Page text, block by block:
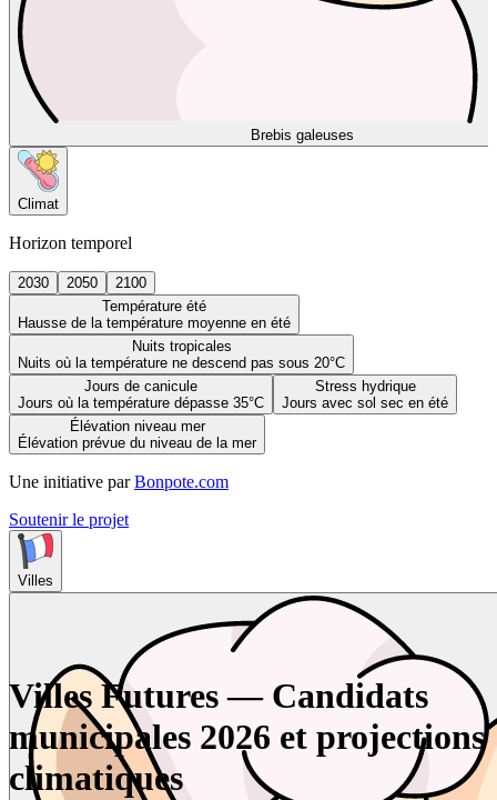
Brebis galeuses
Climat
Horizon temporel
2030 2050
2100
Température été
Hausse de la température moyenne en été
Nuits tropicales
Nuits où la température ne descend pas sous 20°C
Jours de canicule
Jours où la température dépasse 35°C
Stress hydrique
Jours avec sol sec en été
Élévation niveau mer
Élévation prévue du niveau de la mer
Une initiative par Bonpote.com
Soutenir le projet
Villes
Villes Futures — Candidats
municipales 2026 et projections
climatiques